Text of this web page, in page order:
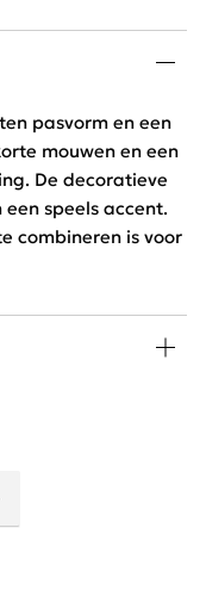
pasvorm en een
mouwen en een
De decoratieve
speels accent.
combineren is voor